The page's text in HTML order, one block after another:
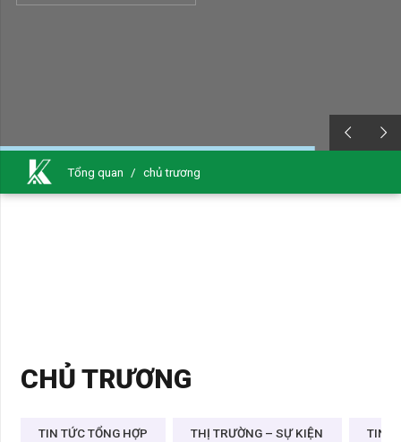
Tổng quan / chủ trương
CHỦ TRƯƠNG
TIN TỨC TỔNG HỢP THỊ TRƯỜNG – SỰ KIỆN TIN